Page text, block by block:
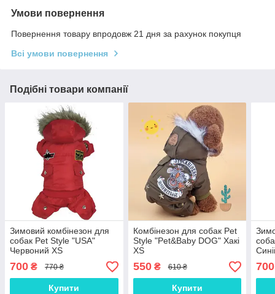
Умови повернення
Повернення товару впродовж 21 дня за рахунок покупця
Всі умови повернення
Подібні товари компанії
Зимовий комбінезон для
собак Pet Style "USA"
Червоний XS
700 ₴ 770 ₴
Купити
Комбінезон для собак Pet
Style "Pet&Baby DOG" Хакі
XS
550₴ 610 ₴
Купити
700